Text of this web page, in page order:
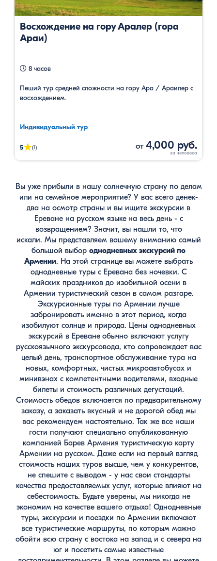
Восхождение на гору Аралер (гора
Араи)
8 часов
Пеший тур средней сложности на гору Ара / Араилер с
восхождением.
Индивидуальный тур
5★(1) от 4,000 руб.
Вы уже прибыли в нашу солнечную страну по делам
или на семейное мероприятие? У вас всего денек-
два на осмотр страны и вы ищите экскурсии в
Ереване на русском языке на весь день - с
возвращением? Значит, вы нашли то, что
искали. Мы представляем вашему вниманию самый
большой выбор однодневных экскурсий по
Армении. На этой странице вы можете выбрать
однодневные туры с Еревана без ночевки. С
майских праздников до изобильной осени в
Армении туристический сезон в самом разгаре.
Экскурсионные туры по Армении лучше
забронировать именно в этот период, когда
изобилуют солнце и природа. Цены однодневных
экскурсий в Ереване обычно включают услугу
русскоязычного экскурсовода, кто сопровождает вас
целый день, транспортное обслуживание тура на
новых, комфортных, чистых микроавтобусах и
минивэнах с компетентными водителями, входные
билеты и стоимость различных дегустаций.
Стоимость обедов включается по предварительному
заказу, а заказать вкусный и не дорогой обед мы
вас рекомендуем настоятельно. Так же все наши
гости получают специально опубликованную
компанией Барев Армения туристическую карту
Армении на русском. Даже если на первый взгляд
стоимость наших туров высше, чем у конкурентов,
не спешите с выводом - у нас свои стандарты
качества предоставляемых услуг, которые влияют на
себестоимость. Будьте уверены, мы никогда не
экономим на качестве вашего отдыха! Однодневные
туры, экскурсии и поездки по Армении включают
все туристические маршруты, по которым можно
обойти всю страну с востока на запад и с севера на
юг и посетить самые известные